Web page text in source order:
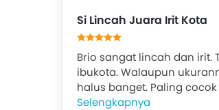
Si Lincah Juara Irit Kota
Brio sangat lincah dan irit.
ibukota. Walaupun
halus banget. Paling
Selengkapnya